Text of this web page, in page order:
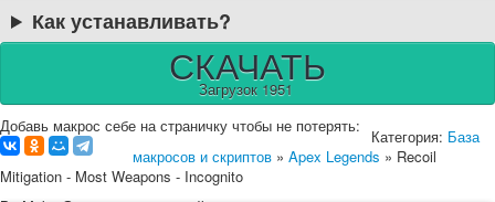
Как устанавливать?
СКАЧАТЬ
Загрузок 1951
Добавь макрос себе на страничку чтобы не потерять:
Категория: База
макросов и скриптов » Apex Legends » Recoil
Mitigation - Most Weapons - Incognito